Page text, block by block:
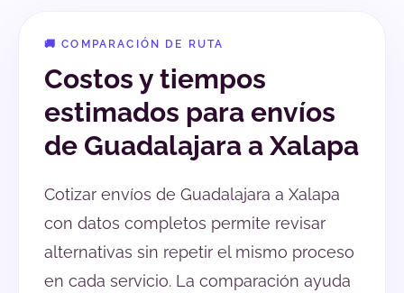
🚚 COMPARACIÓN DE RUTA
Costos y tiempos
estimados para envíos
de Guadalajara a Xalapa
Cotizar envíos de Guadalajara a Xalapa
con datos completos permite revisar
alternativas sin repetir el mismo proceso
en cada servicio. La comparación ayuda